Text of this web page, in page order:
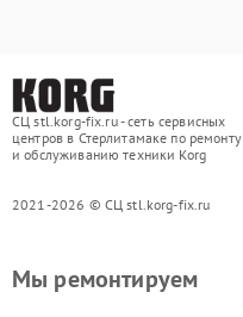
СЦ stl.korg-fix.ru - сеть сервисных
центров в Стерлитамаке по ремонту
и обслуживанию техники Korg
2021-2026 © СЦ stl.korg-fix.ru
Мы ремонтируем